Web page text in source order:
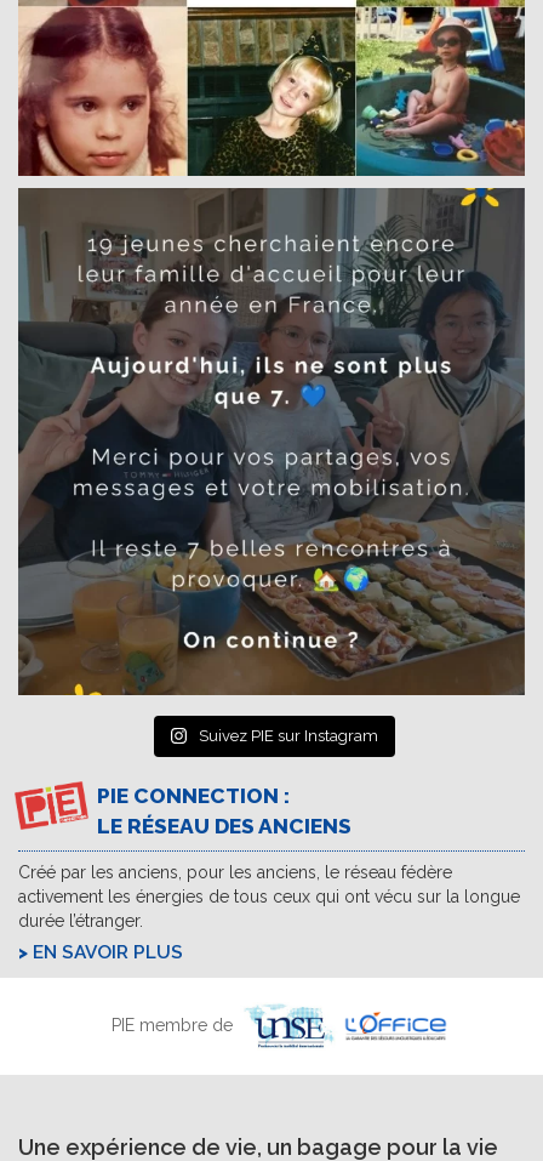
Suivez PIE sur Instagram
PIE CONNECTION :
LE RÉSEAU DES ANCIENS
Créé par les anciens, pour les anciens, le réseau fédère
activement les énergies de tous ceux qui ont vécu sur la longue
durée l’étranger.
EN SAVOIR PLUS
PIE membre de
Une expérience de vie, un bagage pour la vie